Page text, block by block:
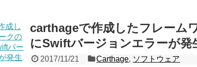
carthageで作成したフレーム
にSwiftバージョンエラーが発
2017/11/21 Carthage, ソフトウェア